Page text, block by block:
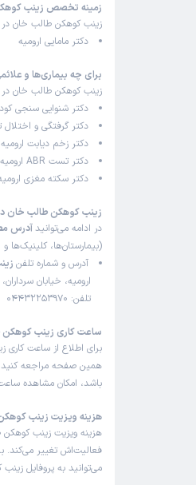
زمینه تخصص زینب
زینب کوهکن طالب خان در 1 تخصص و در 1 شهر فعالیت دارند:
دکتر مامایی ارومیه
برای چه بیماری‌ها و
زینب کوهکن طالب خان در
دکتر شنوایی سنجی
دکتر گرفتگی و اختلال
دکتر زخم دیابت ارومیه
دکتر تست ABR ارومیه
دکتر سکته مغزی
زینب کوهکن طالب خان
در ادامه می‌توانید آدرس
(بیمارستان‌ها، کلینیک‌ها
آدرس و شماره تلفن
تلفن: 04432253970
ساعت کاری زینب
برای اطلاع از ساعت
همین صفحه مراجعه کنید.
باشد، امکان مشاهده
هزینه ویزیت زینب
هزینه ویزیت زینب
فعالیت‌اش تغییر می‌کند.
می‌توانید به پروفایل